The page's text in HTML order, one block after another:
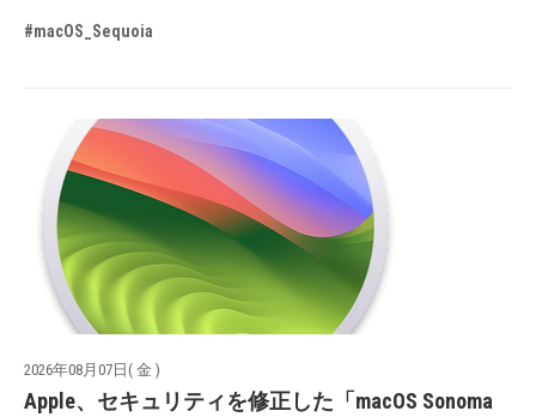
#macOS_Sequoia
2026年08月07日( 金 )
Apple、セキュリティを修正した「macOS Sonoma